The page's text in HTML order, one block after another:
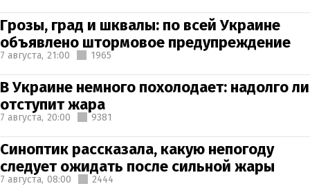
Грозы, град и шквалы: по всей Украине
объявлено штормовое предупреждение
7 августа, 21:00 1965
В Украине немного похолодает: надолго ли
отступит жара
7 августа, 20:00 9381
Синоптик рассказала, какую непогоду
следует ожидать после сильной жары
7 августа, 08:00 2444